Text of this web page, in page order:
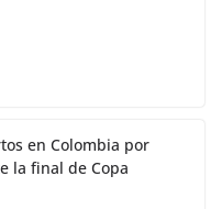
en Colombia por
la final de Copa